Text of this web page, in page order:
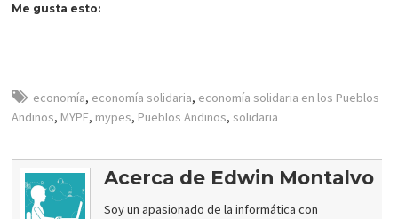
Me gusta esto:
economía, economía solidaria, economía solidaria en los Pueblos
Andinos, MYPE, mypes, Pueblos Andinos, solidaria
Acerca de Edwin Montalvo
Soy un apasionado de la informática con